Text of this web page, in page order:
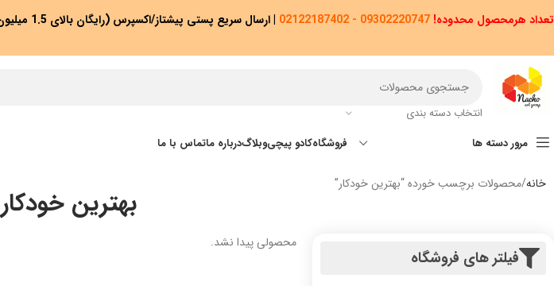
انتخاب دسته بندی
مرور دسته ها فروشگاهکادو پیچیوبلاگدرباره ماتماس با ما
خانه محصولات برچسب خورده “بهترین خودکار”
بهترین خودکار
فیلتر های فروشگاه
محصولی پیدا نشد.
تعداد هرمحصول محدوده! 09302220747 - 02122187402
|ارسال سریع پستی پیشتاز/اکسپرس (رایگان بالای 1.5 میلیون) و پیک موتوری زیر 3 ساعت!